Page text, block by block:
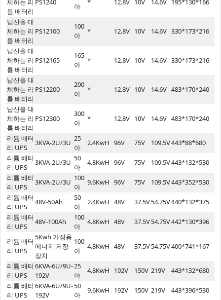
체하는 리
튬 배터리
PS1240
아
* 12.8V 10V 14.6V 195*130*166
납산을 대
체하는 리
튬 배터리
PS12100
100
아
* 12.8V 10V 14.6V 330*173*216
납산을 대
체하는 리
튬 배터리
PS12165
165
아
* 12.8V 10V 14.6V 330*173*216
납산을 대
체하는 리
튬 배터리
PS12200
200
아
* 12.8V 10V 14.6V 483*170*240
납산을 대
체하는 리
튬 배터리
PS12300
300
아
* 12.8V 10V 14.6V 483*170*240
리튬 배터
리 UPS
3KVA-2U/3U 25
아
2.4KwH 96V 75V 109.5V443*88*680
리튬 배터
리 UPS
3KVA-2U/3U 50
아
4.8KwH 96V 75V 109.5V443*132*530
리튬 배터
리 UPS
3KVA-2U/3U 100
아
9.6KwH 96V 75V 109.5V443*352*530
리튬 배터
리 UPS
48V-50Ah
50
아
2.4KwH 48V 37.5V54.75V440*132*375
리튬 배터
리 UPS
48V-100Ah
100
아
4.8KwH 48V 37.5V54.75V442*130*396
리튬 배터
리 UPS
5Kwh 가정용
에너지 저장
장치
100
아
4.8KwH 48V 37.5V54.75V400*741*167
리튬 배터
리 UPS
6KVA-6U/9U-
192V
25
아
4.8KwH 192V 150V 219V
443*132*680
리튬 배터
리 UPS
6KVA-6U/9U-
192V
50
아
9.6KwH 192V 150V 219V
443*396*530